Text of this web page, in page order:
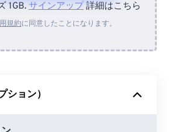
バイスから
ドライブから
1GB. サインアップ詳細はこちら
規約に同意したことになります。
ション）